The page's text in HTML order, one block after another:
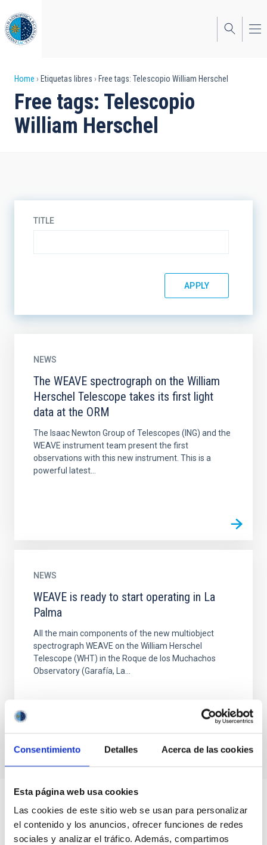
Consentimiento Detalles Acerca de las cookies
Esta página web usa cookies
Las cookies de este sitio web se usan para personalizar
el contenido y los anuncios, ofrecer funciones de redes
sociales y analizar el tráfico. Además, compartimos
to
main
content
Breadcrumb
Home Etiquetas libres Free tags: Telescopio William Herschel
Free tags: Telescopio
William Herschel
TITLE
NEWS
The WEAVE spectrograph on the William
Herschel Telescope takes its first light
data at the ORM
The Isaac Newton Group of Telescopes (ING) and the
WEAVE instrument team present the first
observations with this new instrument. This is a
powerful latest...
NEWS
WEAVE is ready to start operating in La
Palma
All the main components of the new multiobject
spectrograph WEAVE on the William Herschel
Telescope (WHT) in the Roque de los Muchachos
Observatory (Garafía, La...